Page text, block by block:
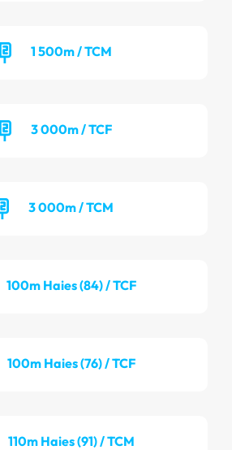
1 500m / TCM
3 000m / TCF
3 000m / TCM
100m Haies (84) / TCF
100m Haies (76) / TCF
110m Haies (91) / TCM